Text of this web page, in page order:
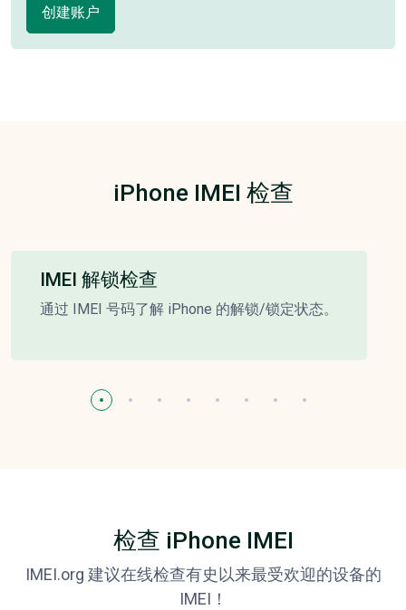
创建账户
iPhone IMEI 检查
IMEI 解锁检查
通过 IMEI 号码了解 iPhone 的解锁/锁定状态。
检查 iPhone IMEI
IMEI.org 建议在线检查有史以来最受欢迎的设备的
IMEI！